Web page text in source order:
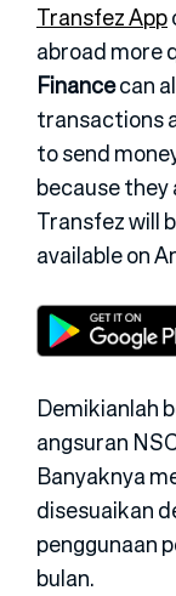
Transfez App
abroad more
Financecan
transactions
to send
because they
Transfez will
available on
Demikianlah
angsuran
Banyaknya
disesuaikan
penggunaan
bulan.